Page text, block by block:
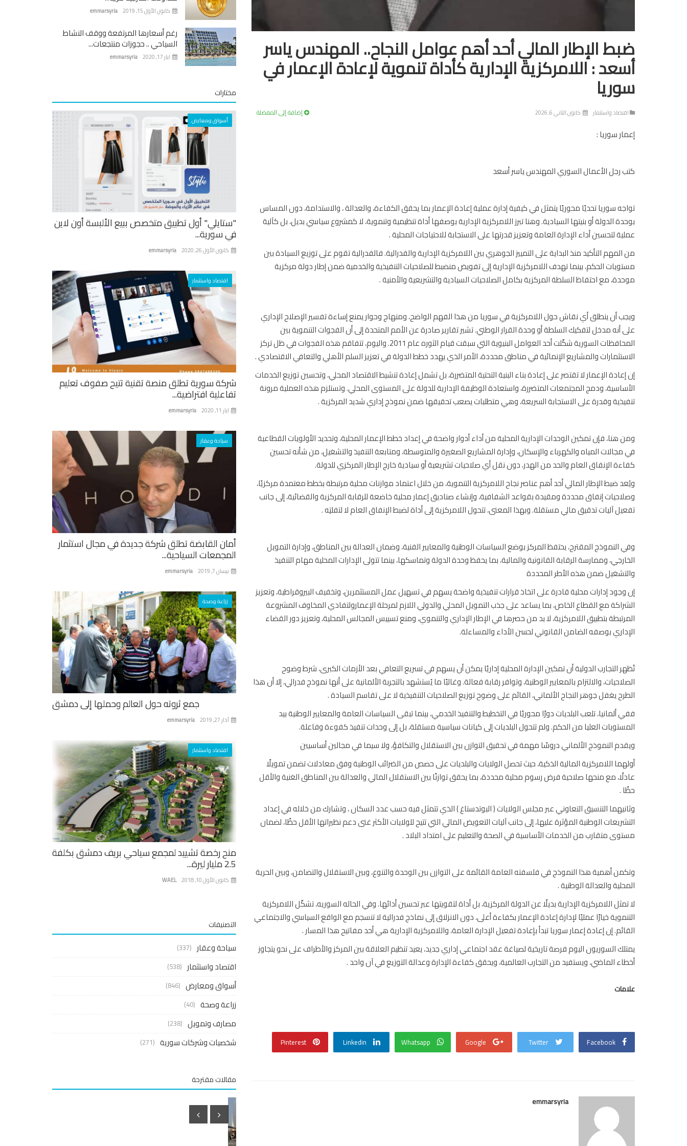
ضبط الإطار المالي أحد أهم عوامل النجاح.. المهندس ياسر
أسعد : اللامركزية الإدارية كأداة تنموية لإعادة الإعمار في
سوريا
اقتصاد واستثمار كانون الثاني 6, 2026 إضافة إلى المفضلة
إعمار سوريا :
كتب رجل الأعمال السوري المهندس ياسر أسعد
تواجه سوريا تحديًا محوريًا يتمثل في كيفية إدارة عملية إعادة الإعمار بما يحقق الكفاءة، والعدالة ، والاستدامة، دون المساس
بوحدة الدولة أو بنيتها السيادية. وهنا تبرز اللامركزية الإدارية بوصفها أداة تنظيمية وتنموية، لا كمشروع سياسي بديل، بل كآلية
عملية لتحسين أداء الإدارة العامة وتعزيز قدرتها على الاستجابة للاحتياجات المحلية .
من المهم التأكيد منذ البداية على التمييز الجوهري بين اللامركزية الإدارية والفدرالية. فالفدرالية تقوم على توزيع السيادة بين
مستويات الحكم، بينما تهدف اللامركزية الإدارية إلى تفويض منضبط للصلاحيات التنفيذية والخدمية ضمن إطار دولة مركزية
موحدة، مع احتفاظ السلطة المركزية بكامل الصلاحيات السيادية والتشريعية والأمنية .
ويجب أن ينطلق أي نقاش حول اللامركزية في سوريا من هذا الفهم الواضح، ومنهاج وحوار يمنع إساءة تفسير الإصلاح الإداري
على أنه مدخل لتفكيك السلطة أو وحدة القرار الوطني. تشير تقارير صادرة عن الأمم المتحدة إلى أن الفجوات التنموية بين
المحافظات السورية شكّلت أحد العوامل البنيوية التي سبقت قيام الثوره عام 2011. واليوم، تتفاقم هذه الفجوات في ظل تركز
الاستثمارات والمشاريع الإنمائية في مناطق محددة، الأمر الذي يهدد خطط الدولة في تعزيز السلم الأهلي والتعافي الاقتصادي .
إن إعادة الإعمار لا تقتصر على إعادة بناء البنية التحتية المتضررة، بل تشمل إعادة تنشيط الاقتصاد المحلي، وتحسين توزيع الخدمات
الأساسية، ودمج المجتمعات المتضررة، واستعادة الوظيفة الإدارية للدولة على المستوى المحلي. وتستلزم هذه العملية مرونة
تنفيذية وقدرة على الاستجابة السريعة، وهي متطلبات يصعب تحقيقها ضمن نموذج إداري شديد المركزية .
ومن هنا، فإن تمكين الوحدات الإدارية المحلية من أداء أدوار واضحة في إعداد خطط الإعمار المحلية، وتحديد الأولويات القطاعية
في مجالات المياه والكهرباء والإسكان، وإدارة المشاريع الصغيرة والمتوسطة، ومتابعة التنفيذ والتشغيل، من شأنه تحسين
كفاءة الإنفاق العام والحد من الهدر، دون نقل أي صلاحيات تشريعية أو سيادية خارج الإطار المركزي للدولة.
ويُعد ضبط الإطار المالي أحد أهم عناصر نجاح اللامركزية التنموية، من خلال اعتماد موازنات محلية مرتبطة بخطط معتمدة مركزيًا،
وصلاحيات إنفاق محددة ومقيدة بقواعد الشفافية، وإنشاء صناديق إعمار محلية خاضعة للرقابة المركزية والقضائية، إلى جانب
تفعيل آليات تدقيق مالي مستقلة. وبهذا المعنى، تتحول اللامركزية إلى أداة لضبط الإنفاق العام لا لتفلتِه .
وفي النموذج المقترح، يحتفظ المركز بوضع السياسات الوطنية والمعايير الفنية، وضمان العدالة بين المناطق، وإدارة التمويل
الخارجي، وممارسة الرقابة القانونية والمالية، بما يحفظ وحدة الدولة وتماسكها، بينما تتولى الإدارات المحلية مهام التنفيذ
والتشغيل ضمن هذه الأطر المحددة
إن وجود إدارات محلية قادرة على اتخاذ قرارات تنفيذية واضحة يسهم في تسهيل عمل المستثمرين، وتخفيف البيروقراطية، وتعزيز
الشراكة مع القطاع الخاص، بما يساعد على جذب التمويل المحلي والدولي اللازم لمرحلة الإعمار ولتفادي المخاوف المشروعة
المرتبطة بتطبيق اللامركزية، لا بد من حصرها في الإطار الإداري والتنموي، ومنع تسييس المجالس المحلية، وتعزيز دور القضاء
الإداري بوصفه الضامن القانوني لحسن الأداء والمساءلة.
تُظهر التجارب الدولية أن تمكين الإدارة المحلية إداريًا يمكن أن يسهم في تسريع التعافي بعد الأزمات الكبرى، شرط وضوح
الصلاحيات، والالتزام بالمعايير الوطنية، وتوافر رقابة فعالة. وغالبًا ما يُستشهد بالتجربة الألمانية على أنها نموذج فدرالي، إلا أن هذا
الطرح يغفل جوهر النجاح الألماني، القائم على وضوح توزيع الصلاحيات التنفيذية لا على تقاسم السيادة .
ففي ألمانيا، تلعب البلديات دورًا محوريًا في التخطيط والتنفيذ الخدمي، بينما تبقى السياسات العامة والمعايير الوطنية بيد
المستويات العليا من الحكم. ولم تتحول البلديات إلى كيانات سياسية مستقلة، بل إلى وحدات تنفيذ كفوءة وفاعلة.
ويقدم النموذج الألماني دروسًا مهمة في تحقيق التوازن بين الاستقلال والتكافؤ، ولا سيما في مجالين أساسيين
أولهما اللامركزية المالية الذكية، حيث تحصل الولايات والبلديات على حصص من الضرائب الوطنية وفق معادلات تضمن تمويلًا
عادلًا، مع منحها صلاحية فرض رسوم محلية محددة، بما يحقق توازنًا بين الاستقلال المالي والعدالة بين المناطق الغنية والأقل
حظًا .
وثانيهما التنسيق التعاوني عبر مجلس الولايات ( البوتدستاغ ) الذي تتمثل فيه حسب عدد السكان ، وتشارك من خلاله في إعداد
التشريعات الوطنية المؤثرة عليها، إلى جانب آليات التعويض المالي التي تتيح للولايات الأكثر غنى دعم نظيراتها الأقل حظًا، لضمان
مستوى متقارب من الخدمات الأساسية في الصحة والتعليم على امتداد البلاد .
وتكمن أهمية هذا النموذج في فلسفته العامة القائمة على التوازن بين الوحدة والتنوع، وبين الاستقلال والتضامن، وبين الحرية
المحلية والعدالة الوطنية .
لا تمثل اللامركزية الإدارية بديلًا عن الدولة المركزية، بل أداة لتقويتها عبر تحسين أدائها. وفي الحاله السوريه، تشكّل اللامركزية
التنموية خيارًا عمليًا لإدارة إعادة الإعمار بكفاءة أعلى، دون الانزلاق إلى نماذج فدرالية لا تنسجم مع الواقع السياسي والاجتماعي
القائم. إن إعادة إعمار سوريا تبدأ بإعادة تفعيل الإدارة العامة، واللامركزية الإدارية هي أحد مفاتيح هذا المسار .
يمتلك السوريون اليوم فرصة تاريخية لصياغة عقد اجتماعي إداري جديد، يعيد تنظيم العلاقة بين المركز والأطراف على نحو يتجاوز
أخطاء الماضي، ويستفيد من التجارب العالمية، ويحقق كفاءة الإدارة وعدالة التوزيع في آن واحد .
علامات
Facebook
Twitter
Google
Whatsapp
Linkedin
Pinterest
emmarsyria
emmarsyria كانون الأول 15, 2019
رغم أسعارها المرتفعة ووقف النشاط
السياحي .. حجوزات منتجعات...
emmarsyria ايار 17, 2020
مختارات
أسواق ومعارض
"ستايلي" أول تطبيق متخصص ببيع الألبسة أون لاين
في سورية...
emmarsyria كانون الأول 26, 2020
اقتصاد واستثمار
شركة سورية تطلق منصة تقنية تتيح صفوف تعليم
تفاعلية افتراضية...
emmarsyria ايار 11, 2020
سياحة وعقار
أمان القابضة تطلق شركة جديدة في مجال استثمار
المجمعات السياحية...
emmarsyria نيسان 7, 2019
زراعة وصحة
جمع ثروته حول العالم وحملها إلى دمشق
emmarsyria آذار 27, 2019
اقتصاد واستثمار
منح رخصة تشييد لمجمع سياحي بريف دمشق بكلفة
2.5 مليار ليرة...
WAEL كانون الأول 10, 2018
التصنيفات
سياحة وعقار (337)
اقتصاد واستثمار (538)
أسواق ومعارض (846)
زراعة وصحة (40)
مصارف وتمويل (238)
شخصيات وشركات سورية (271)
مقالات مقترحة